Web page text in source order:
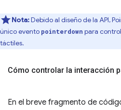
Nota:Debido al diseño de la API,
único evento pointerdown para
táctiles.
Cómo controlar la interacción
En el breve fragmento de